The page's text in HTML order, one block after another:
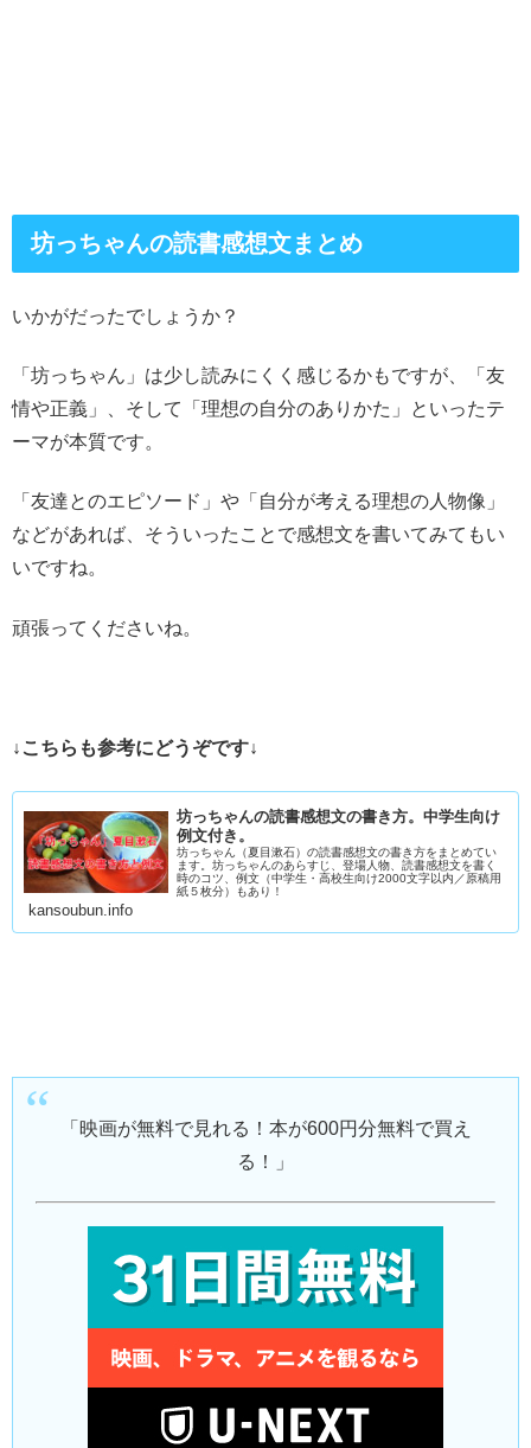
坊っちゃんの読書感想文まとめ
いかがだったでしょうか？
「坊っちゃん」は少し読みにくく感じるかもですが、「友
情や正義」、そして「理想の自分のありかた」といったテ
ーマが本質です。
「友達とのエピソード」や「自分が考える理想の人物像」
などがあれば、そういったことで感想文を書いてみてもい
いですね。
頑張ってくださいね。
↓こちらも参考にどうぞです↓
坊っちゃんの読書感想文の書き方。中学生向け
例文付き。
坊っちゃん（夏目漱石）の読書感想文の書き方をまとめてい
ます。坊っちゃんのあらすじ、登場人物、読書感想文を書く
時のコツ、例文（中学生・高校生向け2000文字以内／原稿用
紙５枚分）もあり！
kansoubun.info
「映画が無料で見れる！本が600円分無料で買え
る！」